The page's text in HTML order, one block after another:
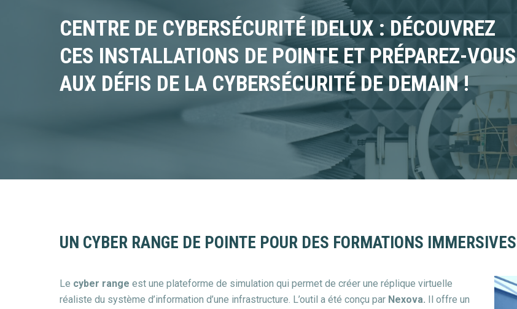
CENTRE DE CYBERSÉCURITÉ IDELUX : DÉCOUVREZ
CES INSTALLATIONS DE POINTE ET PRÉPAREZ-VOUS
AUX DÉFIS DE LA CYBERSÉCURITÉ DE DEMAIN !
UN CYBER RANGE DE POINTE POUR DES FORMATIONS IMMERSIVES
Le cyber range est une plateforme de simulation qui permet de créer une réplique virtuelle
réaliste du système d’information d’une infrastructure. L’outil a été conçu par Nexova. Il offre un